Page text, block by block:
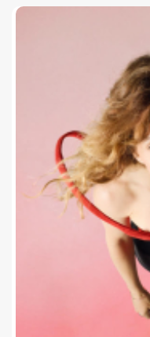
Son premier EP réunit 6
douce et affirmée qui
mélodique. Ils racontent
mène contre ses peurs,
jalonnent une vie. Ces
déjà sentis déstabilisés,
tenir bon.
Musicalement, cet EP
accessible, à la croisée
Sheeran ou Lewis Capaldi.
Fighter est à l'image de
Fighter, un hymne à la